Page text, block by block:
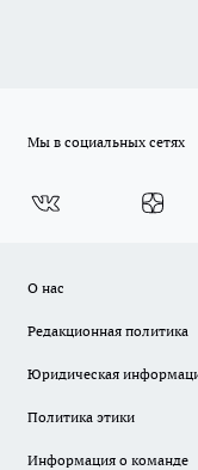
Мы в социальных сетях
О нас
Редакционная политика
Юридическая
Политика этики
Информация о команде